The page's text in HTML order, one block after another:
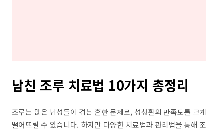
남친 조루 치료법 10가지 총정리
조루는 많은 남성들이 겪는 흔한 문제로, 성생활의 만족도를 크게
떨어뜨릴 수 있습니다. 하지만 다양한 치료법과 관리법을 통해 조